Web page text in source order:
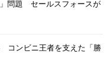
」問題 セールスフォースが
コンビニ王者を支えた「勝